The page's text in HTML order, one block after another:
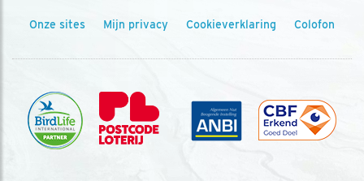
Onze sites Mijn privacy Cookieverklaring Colofon